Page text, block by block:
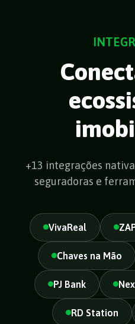
+13 integrações
seguradoras e
VivaReal
Chaves na Mão
PJ Bank
RD Station